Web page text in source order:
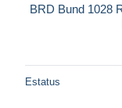
BRD Bund 1028
Estatus